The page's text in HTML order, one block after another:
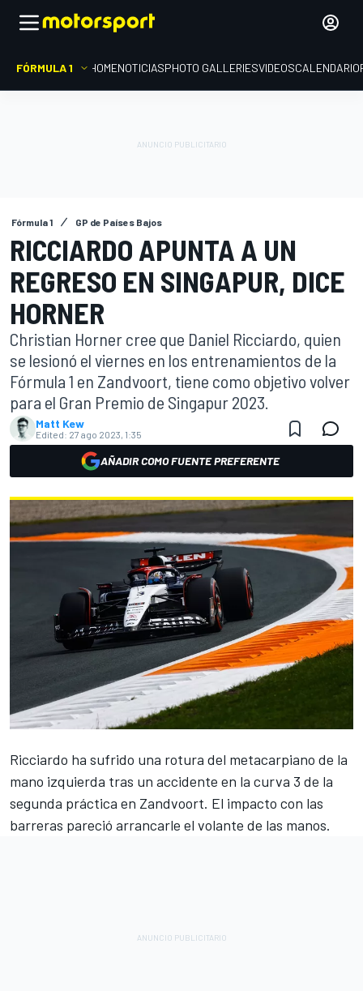
FÓRMULA 1 HOMENOTICIASPHOTO GALLERIESVIDEOSCALENDARIO
Fórmula 1 GP de Países Bajos
RICCIARDO APUNTA A UN
REGRESO EN SINGAPUR, DICE
HORNER
Christian Horner cree que Daniel Ricciardo, quien
se lesionó el viernes en los entrenamientos de la
Fórmula 1 en Zandvoort, tiene como objetivo volver
para el Gran Premio de Singapur 2023.
Matt Kew
Edited: 27 ago 2023, 1:35
AÑADIR COMO FUENTE PREFERENTE
Ricciardo ha sufrido una rotura del metacarpiano de la
mano izquierda tras un accidente en la curva 3 de la
segunda práctica en Zandvoort. El impacto con las
barreras pareció arrancarle el volante de las manos.